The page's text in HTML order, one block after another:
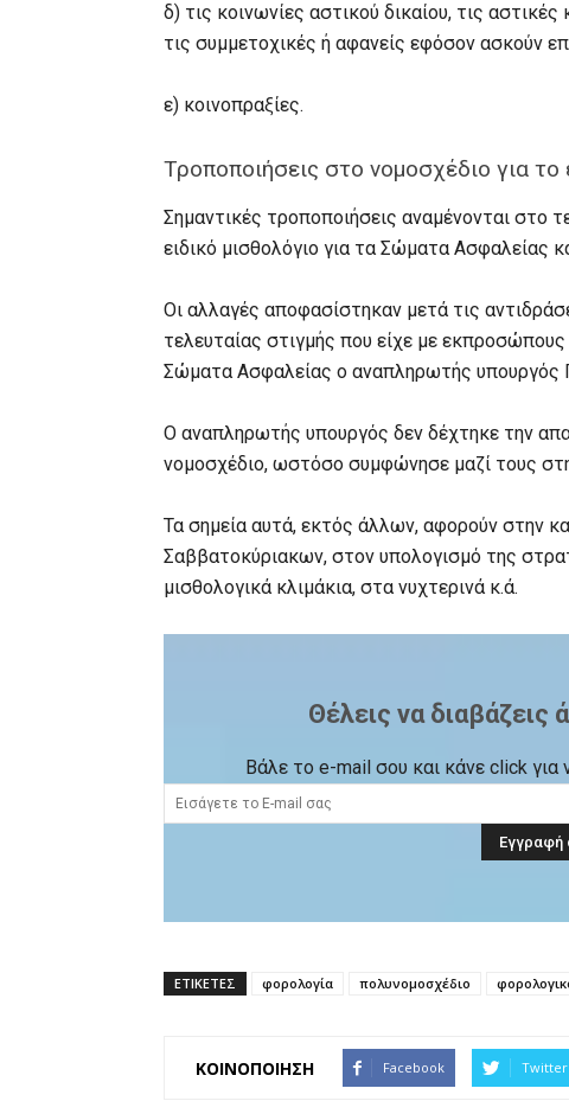
δ) τις κοινωνίες αστικού δικαίου, τις
τις συμμετοχικές ή αφανείς εφόσον ασκούν
ε) κοινοπραξίες.
Τροποποιήσεις στο νομοσχέδιο για
Σημαντικές τροποποιήσεις αναμένονται στο
ειδικό μισθολόγιο για τα Σώματα Ασφαλείας
Οι αλλαγές αποφασίστηκαν μετά τις
τελευταίας στιγμής που είχε με
Σώματα Ασφαλείας ο αναπληρωτής υπουργός
Ο αναπληρωτής υπουργός δεν δέχτηκε την
νομοσχέδιο, ωστόσο συμφώνησε μαζί τους
Τα σημεία αυτά, εκτός άλλων, αφορούν στην
Σαββατοκύριακων, στον υπολογισμό της
μισθολογικά κλιμάκια, στα νυχτερινά κ.ά.
Θέλεις να
Βάλε το e-mail σου και κάνε click
ΕΤΙΚΕΤΕΣ φορολογία πολυνομοσχέδιο
ΚΟΙΝΟΠΟΙΗΣΗ Facebook Twitter